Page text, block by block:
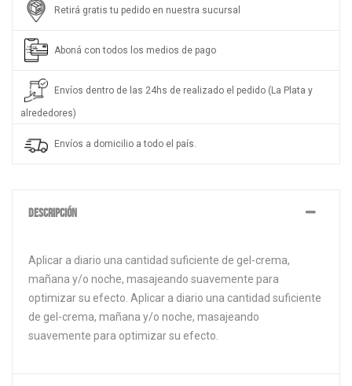
Retirá gratis tu pedido en nuestra sucursal
Aboná con todos los medios de pago
Envíos dentro de las 24hs de realizado el pedido (La Plata y
alrededores)
Envíos a domicilio a todo el país.
DESCRIPCIÓN
Aplicar a diario una cantidad suficiente de gel-crema,
mañana y/o noche, masajeando suavemente para
optimizar su efecto. Aplicar a diario una cantidad suficiente
de gel-crema, mañana y/o noche, masajeando
suavemente para optimizar su efecto.